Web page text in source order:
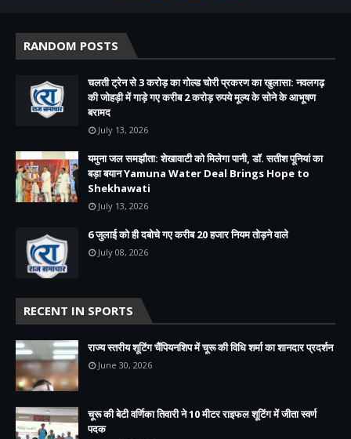
RANDOM POSTS
चलती ट्रेन से 3 करोड़ का गोल्ड चोरी प्रकरण का खुलासा: नवलगढ़
की जोहड़ी में गाड़े गए करीब 2 करोड़ रुपये मूल्य के सोने के आभूषण
बरामद
July 13, 2026
यमुना जल समझौता: शेखावाटी को मिलेगा पानी, डॉ. सतीश पूनियां का
बड़ा बयान Yamuna Water Deal Brings Hope to
Shekhawati
July 13, 2026
6 जुलाई को ही दबोचे गए करीब 20 हजार नियम तोड़ने वाले
July 08, 2026
RECENT IN SPORTS
राज्य स्तरीय शूटिंग चैंपियनशिप में चूरू की विधि शर्मा का शानदार प्रदर्शन
June 30, 2026
चूरू की बेटी वर्णिका तिवारी ने 10 मीटर राइफल शूटिंग में जीता स्वर्ण
पदक